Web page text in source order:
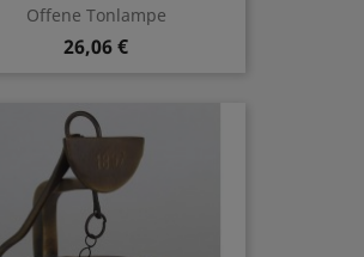
Offene Tonlampe
26,06 €